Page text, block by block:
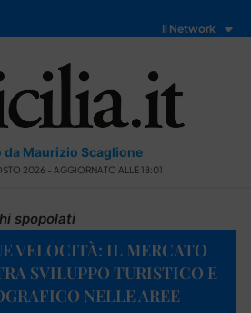
Il Network
da Maurizio Scaglione
2026 - AGGIORNATO ALLE 18:01
spopolati
VELOCITÀ: IL MERCATO
SVILUPPO TURISTICO E
NELLE AREE